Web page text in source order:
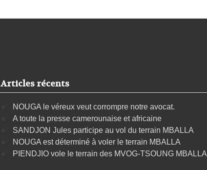
Articles récents
NOUGA le véreux veut corrompre notre avocat.
A toute la presse camerounaise et africaine
SANDJON Jules participe au vol du terrain MBALLA
NOUGA est déterminé à voler le terrain MBALLA
PIENDJIO vole le terrain des MVOG-TSOUNG MBALLA